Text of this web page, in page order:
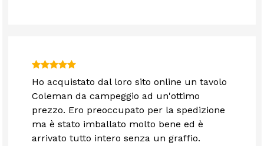
Ho acquistato dal loro sito online un tavolo
Coleman da campeggio ad un'ottimo
prezzo. Ero preoccupato per la spedizione
ma è stato imballato molto bene ed è
arrivato tutto intero senza un graffio.